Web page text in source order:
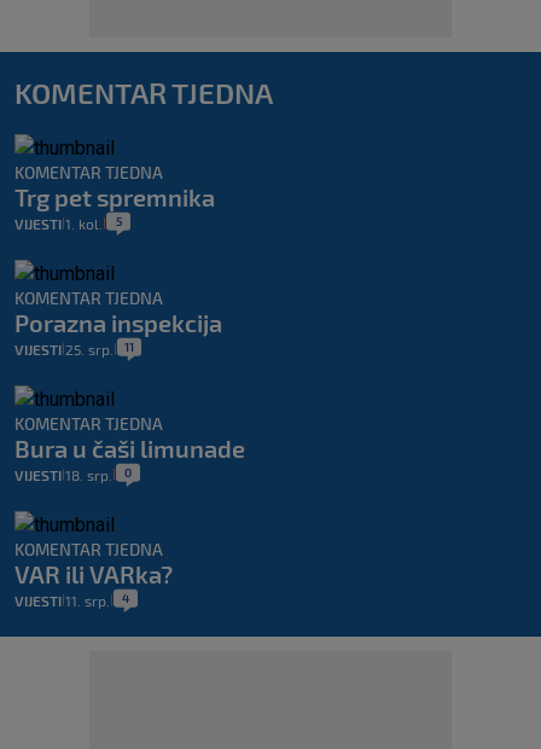
KOMENTAR TJEDNA
KOMENTAR TJEDNA
Trg pet spremnika
VIJESTI 1. kol. 5
KOMENTAR TJEDNA
Porazna inspekcija
VIJESTI 25. srp. 11
KOMENTAR TJEDNA
Bura u čaši limunade
VIJESTI 18. srp. 0
KOMENTAR TJEDNA
VAR ili VARka?
VIJESTI 11. srp. 4